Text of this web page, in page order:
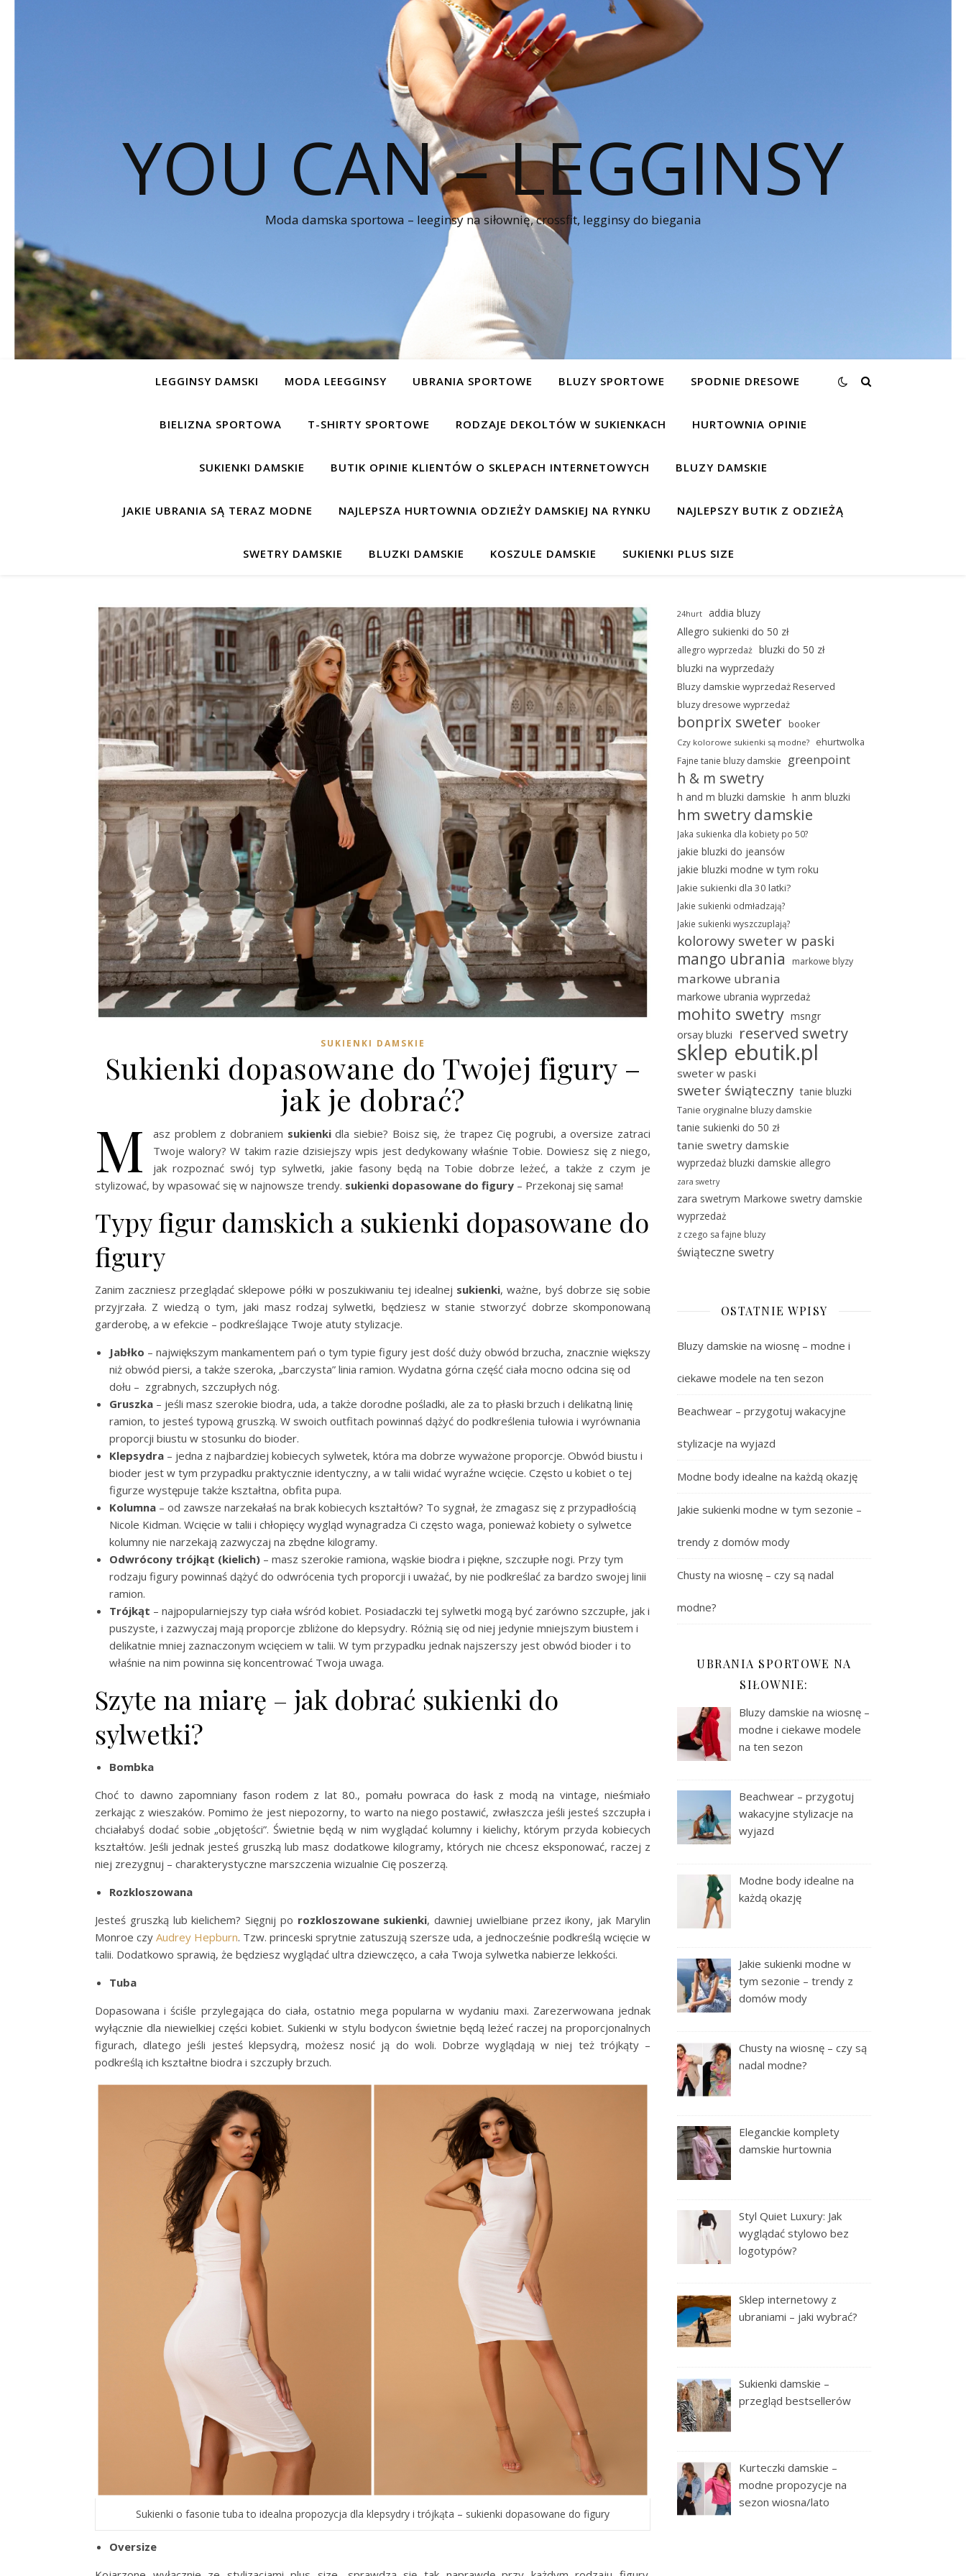
YOU CAN – LEGGINSY
Moda damska sportowa – leeginsy na siłownię, crossfit, legginsy do biegania
LEGGINSY DAMSKI MODA LEEGGINSY UBRANIA SPORTOWE BLUZY SPORTOWE SPODNIE DRESOWE
BIELIZNA SPORTOWA T-SHIRTY SPORTOWE RODZAJE DEKOLTÓW W SUKIENKACH HURTOWNIA OPINIE
SUKIENKI DAMSKIE BUTIK OPINIE KLIENTÓW O SKLEPACH INTERNETOWYCH BLUZY DAMSKIE
JAKIE UBRANIA SĄ TERAZ MODNE NAJLEPSZA HURTOWNIA ODZIEŻY DAMSKIEJ NA RYNKU NAJLEPSZY BUTIK Z ODZIEŻĄ
SWETRY DAMSKIE BLUZKI DAMSKIE KOSZULE DAMSKIE SUKIENKI PLUS SIZE
SUKIENKI DAMSKIE
Sukienki dopasowane do Twojej figury –
jak je dobrać?
M asz problem z dobraniem sukienkidla siebie? Boisz się, że trapez Cię pogrubi, a oversize zatraci
Twoje walory? W takim razie dzisiejszy wpis jest dedykowany właśnie Tobie. Dowiesz się z niego,
jak rozpoznać swój typ sylwetki, jakie fasony będą na Tobie dobrze leżeć, a także z czym je
stylizować, by wpasować się w najnowsze trendy. sukienki dopasowane do figury – Przekonaj się sama!
Typy figur damskich a sukienki dopasowane do
figury
Zanim zaczniesz przeglądać sklepowe półki w poszukiwaniu tej idealnej sukienki, ważne, byś dobrze się sobie
przyjrzała. Z wiedzą o tym, jaki masz rodzaj sylwetki, będziesz w stanie stworzyć dobrze skomponowaną
garderobę, a w efekcie – podkreślające Twoje atuty stylizacje.
Jabłko – największym mankamentem pań o tym typie figury jest dość duży obwód brzucha, znacznie większy
niż obwód piersi, a także szeroka, „barczysta” linia ramion. Wydatna górna część ciała mocno odcina się od
dołu – zgrabnych, szczupłych nóg.
Gruszka – jeśli masz szerokie biodra, uda, a także dorodne pośladki, ale za to płaski brzuch i delikatną linię
ramion, to jesteś typową gruszką. W swoich outfitach powinnaś dążyć do podkreślenia tułowia i wyrównania
proporcji biustu w stosunku do bioder.
Klepsydra – jedna z najbardziej kobiecych sylwetek, która ma dobrze wyważone proporcje. Obwód biustu i
bioder jest w tym przypadku praktycznie identyczny, a w talii widać wyraźne wcięcie. Często u kobiet o tej
figurze występuje także kształtna, obfita pupa.
Kolumna – od zawsze narzekałaś na brak kobiecych kształtów? To sygnał, że zmagasz się z przypadłością
Nicole Kidman. Wcięcie w talii i chłopięcy wygląd wynagradza Ci często waga, ponieważ kobiety o sylwetce
kolumny nie narzekają zazwyczaj na zbędne kilogramy.
Odwrócony trójkąt (kielich) – masz szerokie ramiona, wąskie biodra i piękne, szczupłe nogi. Przy tym
rodzaju figury powinnaś dążyć do odwrócenia tych proporcji i uważać, by nie podkreślać za bardzo swojej linii
ramion.
Trójkąt – najpopularniejszy typ ciała wśród kobiet. Posiadaczki tej sylwetki mogą być zarówno szczupłe, jak i
puszyste, i zazwyczaj mają proporcje zbliżone do klepsydry. Różnią się od niej jedynie mniejszym biustem i
delikatnie mniej zaznaczonym wcięciem w talii. W tym przypadku jednak najszerszy jest obwód bioder i to
właśnie na nim powinna się koncentrować Twoja uwaga.
Szyte na miarę – jak dobrać sukienki do
sylwetki?
Bombka
Choć to dawno zapomniany fason rodem z lat 80., pomału powraca do łask z modą na vintage, nieśmiało
zerkając z wieszaków. Pomimo że jest niepozorny, to warto na niego postawić, zwłaszcza jeśli jesteś szczupła i
chciałabyś dodać sobie „objętości”. Świetnie będą w nim wyglądać kolumny i kielichy, którym przyda kobiecych
kształtów. Jeśli jednak jesteś gruszką lub masz dodatkowe kilogramy, których nie chcesz eksponować, raczej z
niej zrezygnuj – charakterystyczne marszczenia wizualnie Cię poszerzą.
Rozkloszowana
Jesteś gruszką lub kielichem? Sięgnij po rozkloszowane sukienki, dawniej uwielbiane przez ikony, jak Marylin
Monroe czy Audrey Hepburn. Tzw. princeski sprytnie zatuszują szersze uda, a jednocześnie podkreślą wcięcie w
talii. Dodatkowo sprawią, że będziesz wyglądać ultra dziewczęco, a cała Twoja sylwetka nabierze lekkości.
Tuba
Dopasowana i ściśle przylegająca do ciała, ostatnio mega popularna w wydaniu maxi. Zarezerwowana jednak
wyłącznie dla niewielkiej części kobiet. Sukienki w stylu bodycon świetnie będą leżeć raczej na proporcjonalnych
figurach, dlatego jeśli jesteś klepsydrą, możesz nosić ją do woli. Dobrze wyglądają w niej też trójkąty –
podkreślą ich kształtne biodra i szczupły brzuch.
Sukienki o fasonie tuba to idealna propozycja dla klepsydry i trójkąta – sukienki dopasowane do figury
Oversize
24hurt
addia bluzy
Allegro sukienki do 50 zł
allegro wyprzedaż bluzki do 50 zł
bluzki na wyprzedaży
Bluzy damskie wyprzedaż Reserved
bluzy dresowe wyprzedaż
bonprix sweter booker
Czy kolorowe sukienki są modne? ehurtwolka
Fajne tanie bluzy damskie greenpoint
h & m swetry
h and m bluzki damskie h anm bluzki
hm swetry damskie
Jaka sukienka dla kobiety po 50?
jakie bluzki do jeansów
jakie bluzki modne w tym roku
Jakie sukienki dla 30 latki?
Jakie sukienki odmładzają?
Jakie sukienki wyszczuplają?
kolorowy sweter w paski
mango ubrania markowe blyzy
markowe ubrania
markowe ubrania wyprzedaż
mohito swetry msngr
orsay bluzki
reserved swetry
sklep ebutik.pl
sweter w paski
sweter świąteczny tanie bluzki
Tanie oryginalne bluzy damskie
tanie sukienki do 50 zł
tanie swetry damskie
wyprzedaż bluzki damskie allegro
zara swetry
zara swetrym Markowe swetry damskie
wyprzedaż
z czego sa fajne bluzy
świąteczne swetry
OSTATNIE WPISY
Bluzy damskie na wiosnę – modne i
ciekawe modele na ten sezon
Beachwear – przygotuj wakacyjne
stylizacje na wyjazd
Modne body idealne na każdą okazję
Jakie sukienki modne w tym sezonie –
trendy z domów mody
Chusty na wiosnę – czy są nadal
modne?
UBRANIA SPORTOWE NA
SIŁOWNIE:
Bluzy damskie na wiosnę –
modne i ciekawe modele
na ten sezon
Beachwear – przygotuj
wakacyjne stylizacje na
wyjazd
Modne body idealne na
każdą okazję
Jakie sukienki modne w
tym sezonie – trendy z
domów mody
Chusty na wiosnę – czy są
nadal modne?
Eleganckie komplety
damskie hurtownia
Styl Quiet Luxury: Jak
wyglądać stylowo bez
logotypów?
Sklep internetowy z
ubraniami – jaki wybrać?
Sukienki damskie –
przegląd bestsellerów
Kurteczki damskie –
modne propozycje na
sezon wiosna/lato